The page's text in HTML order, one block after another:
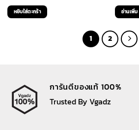
price
was:
หยิบใส่ตะกร้า อ่านเพิ่ม
1 2
การันตีของแท้ 100%
Trusted By Vgadz